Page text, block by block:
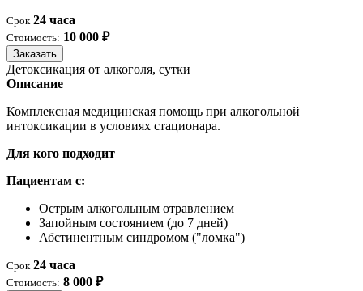
Срок 24 часа
Стоимость: 10 000 ₽
Заказать
Детоксикация от алкоголя, сутки
Описание
Комплексная медицинская помощь при алкогольной
интоксикации в условиях стационара.
Для кого подходит
Пациентам с:
Острым алкогольным отравлением
Запойным состоянием (до 7 дней)
Абстинентным синдромом ("ломка")
Срок 24 часа
Стоимость: 8 000 ₽